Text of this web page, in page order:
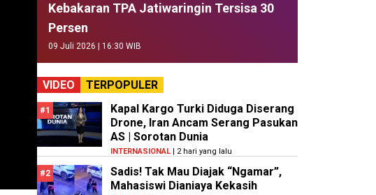
Kebakaran TPA Jatiwaringin Tersisa 30
Persen
09 Juli 2026 | 16:30 WIB
VIDEO TERPOPULER
#1
Kapal Kargo Turki Diduga Diserang
Drone, Iran Ancam Serang Pasukan
AS | Sorotan Dunia
INTERNASIONAL| 2 hari yang lalu
#2
Sadis! Tak Mau Diajak “Ngamar”,
Mahasiswi Dianiaya Kekasih